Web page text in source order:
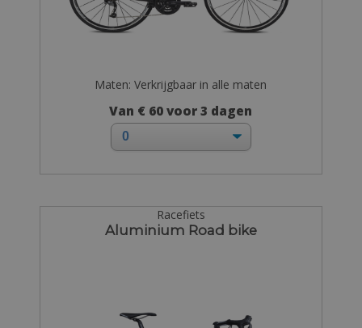
Maten: Verkrijgbaar in alle maten
Van € 60 voor 3 dagen
Racefiets
Aluminium Road bike